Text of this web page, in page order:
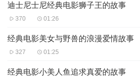
迪士尼士尼经典电影狮子王的故事
370 01:26
经典电影美女与野兽的浪漫爱情故事
327 01:25
经典电影小美人鱼追求真爱的故事